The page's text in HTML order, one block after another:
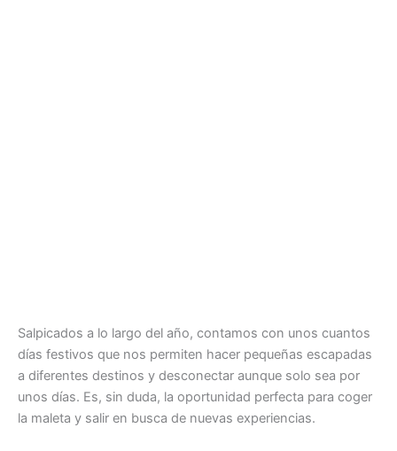
Salpicados a lo largo del año, contamos con unos cuantos
días festivos que nos permiten hacer pequeñas escapadas
a diferentes destinos y desconectar aunque solo sea por
unos días. Es, sin duda, la oportunidad perfecta para coger
la maleta y salir en busca de nuevas experiencias.